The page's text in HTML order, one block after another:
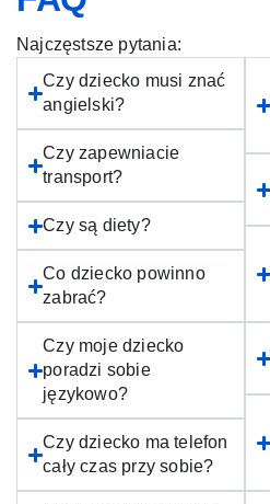
Najczęstsze pytania:
Czy dziecko musi znać
angielski?
Czy zapewniacie
transport?
Czy są diety?
Co dziecko powinno
zabrać?
Czy moje dziecko
poradzi sobie
językowo?
Czy dziecko ma telefon
cały czas przy sobie?